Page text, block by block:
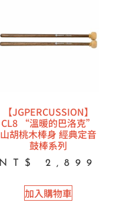
【JGPERCUSSION】
CL8 “溫暖的巴洛克”
山胡桃木棒身 經典定音
鼓棒系列
NT$ 2,899
加入購物車